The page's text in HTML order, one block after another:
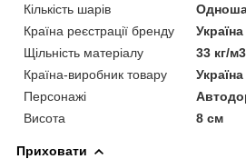
Кількість шарів
Країна реєстрації бренду
Україна
Щільність матеріалу
33 кг/м3
Країна-виробник товару
Україна
Персонажі
Висота
8 см
Приховати